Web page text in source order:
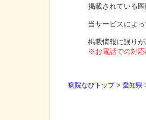
掲載されている
当サービスによ
掲載情報に誤り
※お電話での対
病院なびトップ> 愛知県